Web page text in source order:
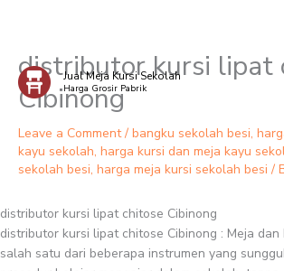
Skip
content
Jual Meja Kursi Sekolah
Harga Grosir Pabrik
distributor kursi lipat
Cibinong
Leave a Comment / bangku sekolah besi,
kayu sekolah, harga kursi dan meja kayu
sekolah besi, harga meja kursi sekolah besi /
distributor kursi lipat chitose Cibinong
distributor kursi lipat chitose Cibinong : Meja
salah satu dari beberapa instrumen yang